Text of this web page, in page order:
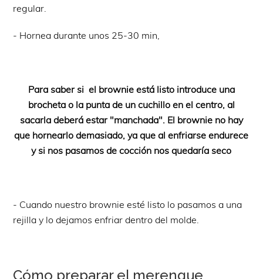
regular.
- Hornea durante unos 25-30 min,
Para saber si el brownie está listo introduce una
brocheta o la punta de un cuchillo en el centro, al
sacarla deberá estar "manchada". El brownie no hay
que hornearlo demasiado, ya que al enfriarse endurece
y si nos pasamos de cocción nos quedaría seco
- Cuando nuestro brownie esté listo lo pasamos a una
rejilla y lo dejamos enfriar dentro del molde.
Cómo preparar el merengue